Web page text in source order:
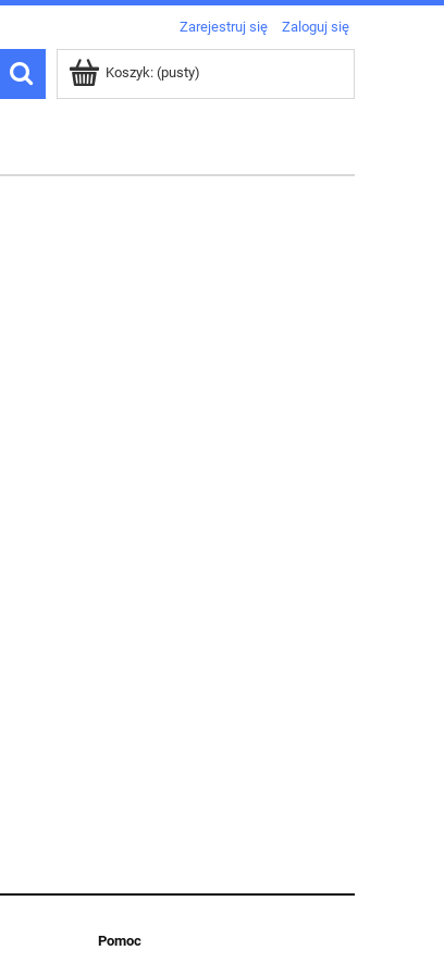
Zarejestruj się Zaloguj się
Koszyk: (pusty)
Pomoc